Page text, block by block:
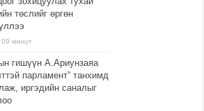
төслийг өргөн
минут
гишүүн А.Ариунзаяа
парламент” танхимд
иргэдийн саналыг